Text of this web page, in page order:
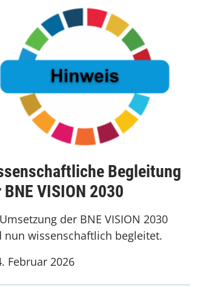
Begleitung
BNE VISION 2030
Februar 2026
der BNE VISION 2030
nun wissenschaftlich begleitet.